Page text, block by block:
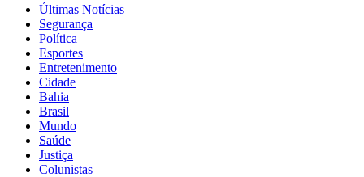
Últimas Notícias
Segurança
Política
Esportes
Entretenimento
Cidade
Bahia
Brasil
Mundo
Saúde
Justiça
Colunistas